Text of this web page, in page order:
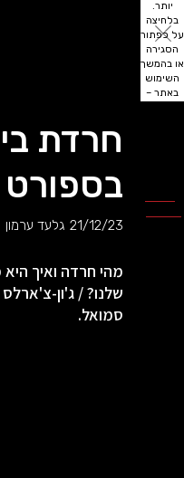
יותר.
בלחיצה
על כפתור
הסגירה
או בהמשך
השימוש
באתר –
חרדת
בספורט
21/12/23 גלעד ערמון
מהי חרדה ואיך
שלנו? / ג'ון-צ'ארלס
סמואל.